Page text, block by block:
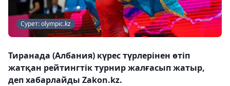
Сурет: olympic.kz
Тиранада (Албания) күрес түрлерінен өтіп
жатқан рейтингтік турнир жалғасып жатыр,
деп хабарлайды Zakon.kz.